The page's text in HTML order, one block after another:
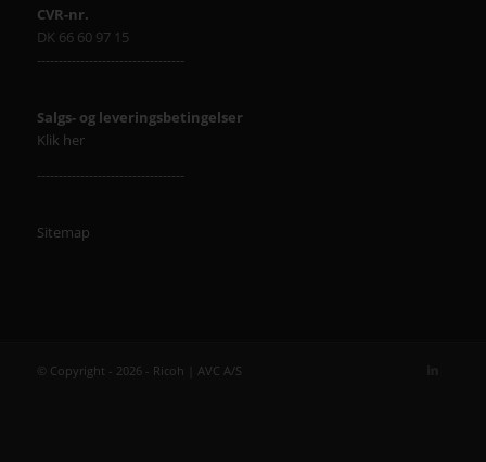
CVR-nr.
DK 66 60 97 15
----------------------------------
Salgs- og leveringsbetingelser
Klik her
----------------------------------
Sitemap
© Copyright - 2026 - Ricoh | AVC A/S